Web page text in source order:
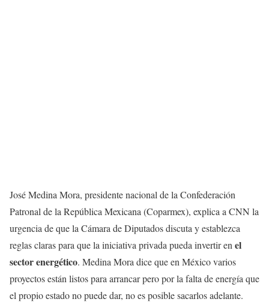
José Medina Mora, presidente nacional de la Confederación
Patronal de la República Mexicana (Coparmex), explica a CNN la
urgencia de que la Cámara de Diputados discuta y establezca
reglas claras para que la iniciativa privada pueda invertir en el
sector energético. Medina Mora dice que en México varios
proyectos están listos para arrancar pero por la falta de energía que
el propio estado no puede dar, no es posible sacarlos adelante.